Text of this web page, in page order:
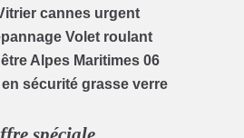
cannes urgent
Volet roulant
Alpes Maritimes 06
en sécurité grasse verre